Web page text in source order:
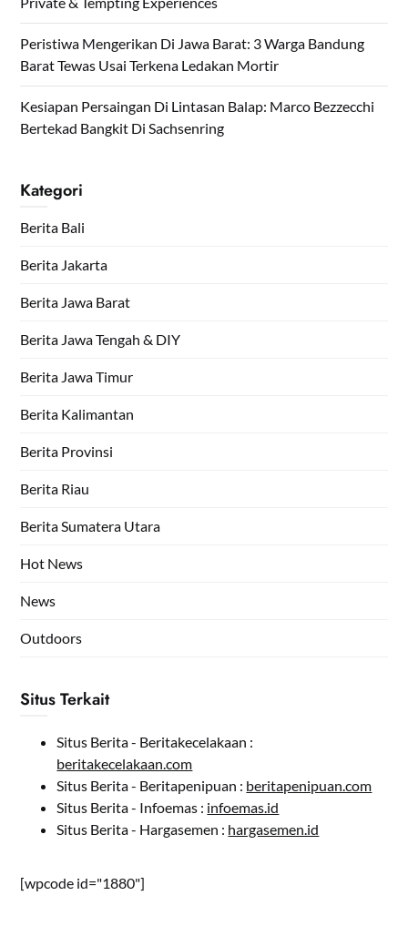
Peristiwa Mengerikan Di Jawa Barat: 3 Warga Bandung
Barat Tewas Usai Terkena Ledakan Mortir
Kesiapan Persaingan Di Lintasan Balap: Marco Bezzecchi
Bertekad Bangkit Di Sachsenring
Kategori
Berita Bali
Berita Jakarta
Berita Jawa Barat
Berita Jawa Tengah & DIY
Berita Jawa Timur
Berita Kalimantan
Berita Provinsi
Berita Riau
Berita Sumatera Utara
Hot News
News
Outdoors
Situs Terkait
Situs Berita - Beritakecelakaan :
beritakecelakaan.com
Situs Berita - Beritapenipuan : beritapenipuan.com
Situs Berita - Infoemas : infoemas.id
Situs Berita - Hargasemen : hargasemen.id
[wpcode id="1880"]